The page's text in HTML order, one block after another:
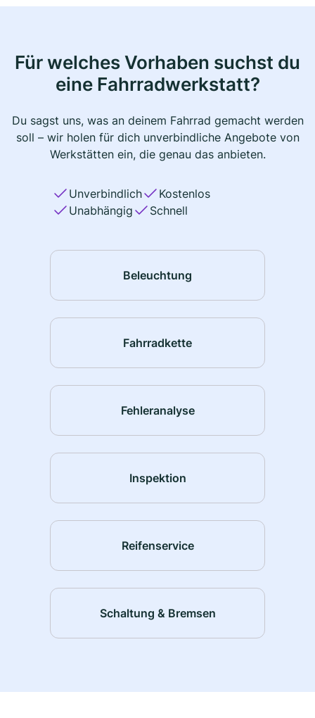
Für welches Vorhaben suchst du
eine Fahrradwerkstatt?
Du sagst uns, was an deinem Fahrrad gemacht werden
soll – wir holen für dich unverbindliche Angebote von
Werkstätten ein, die genau das anbieten.
Unverbindlich
Kostenlos
Unabhängig
Schnell
Beleuchtung
Fahrradkette
Fehleranalyse
Inspektion
Reifenservice
Schaltung & Bremsen